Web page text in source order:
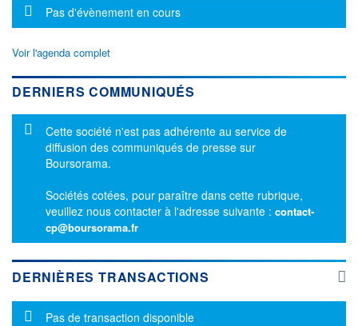
Message d'information
Pas d'évènement en cours
Voir l'agenda complet
DERNIERS COMMUNIQUÉS
Message d'information
Cette société n'est pas adhérente au service de
diffusion des communiqués de presse sur
Boursorama.
Sociétés cotées, pour paraître dans cette rubrique,
veuillez nous contacter à l'adresse suivante : contact-
cp@boursorama.fr
DERNIÈRES TRANSACTIONS
Message d'information
Pas de transaction disponible